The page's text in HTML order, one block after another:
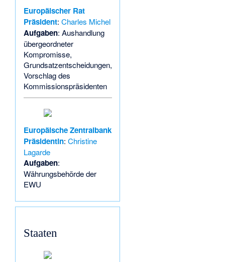
Europäischer Rat
Präsident: Charles Michel
Aufgaben: Aushandlung
übergeordneter
Kompromisse,
Grundsatzentscheidungen,
Vorschlag des
Kommissionspräsidenten
Europäische Zentralbank
Präsidentin: Christine
Lagarde
Aufgaben:
Währungsbehörde der
EWU
Staaten